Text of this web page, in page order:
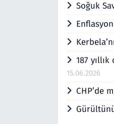
Soğuk
187
15.06.2026
CHP’de